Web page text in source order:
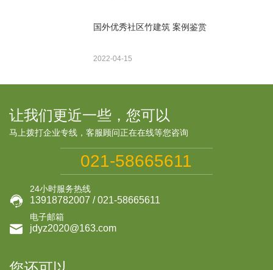
国外优秀社区竹建筑 案例鉴赏
2022-04-15
让我们更近一些，您可以
马上拨打企业专线，客服顾问正在在线等您咨询
021-58665611

24小时服务热线
13918782007 / 021-58665611

电子邮箱
jdyz2020@163.com